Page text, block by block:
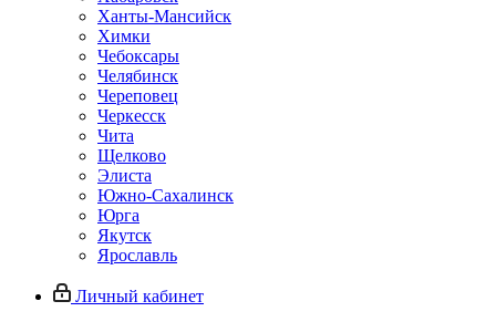
Ханты-Мансийск
Химки
Чебоксары
Челябинск
Череповец
Черкесск
Чита
Щелково
Элиста
Южно-Сахалинск
Юрга
Якутск
Ярославль
Личный кабинет